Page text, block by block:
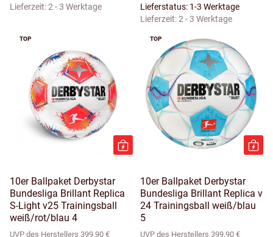
Lieferzeit:2 - 3 Werktage
Lieferstatus: 1-3 Werktage
Lieferzeit:2 - 3 Werktage
TOP
10er Ballpaket Derbystar
Bundesliga Brillant Replica
S-Light v25 Trainingsball
weiß/rot/blau 4
UVP des Herstellers 399,90 €
TOP
10er Ballpaket Derbystar
Bundesliga Brillant Replica v
24 Trainingsball weiß/blau
5
UVP des Herstellers 399,90 €